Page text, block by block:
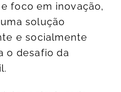
foco em inovação,
solução
e socialmente
o desafio da